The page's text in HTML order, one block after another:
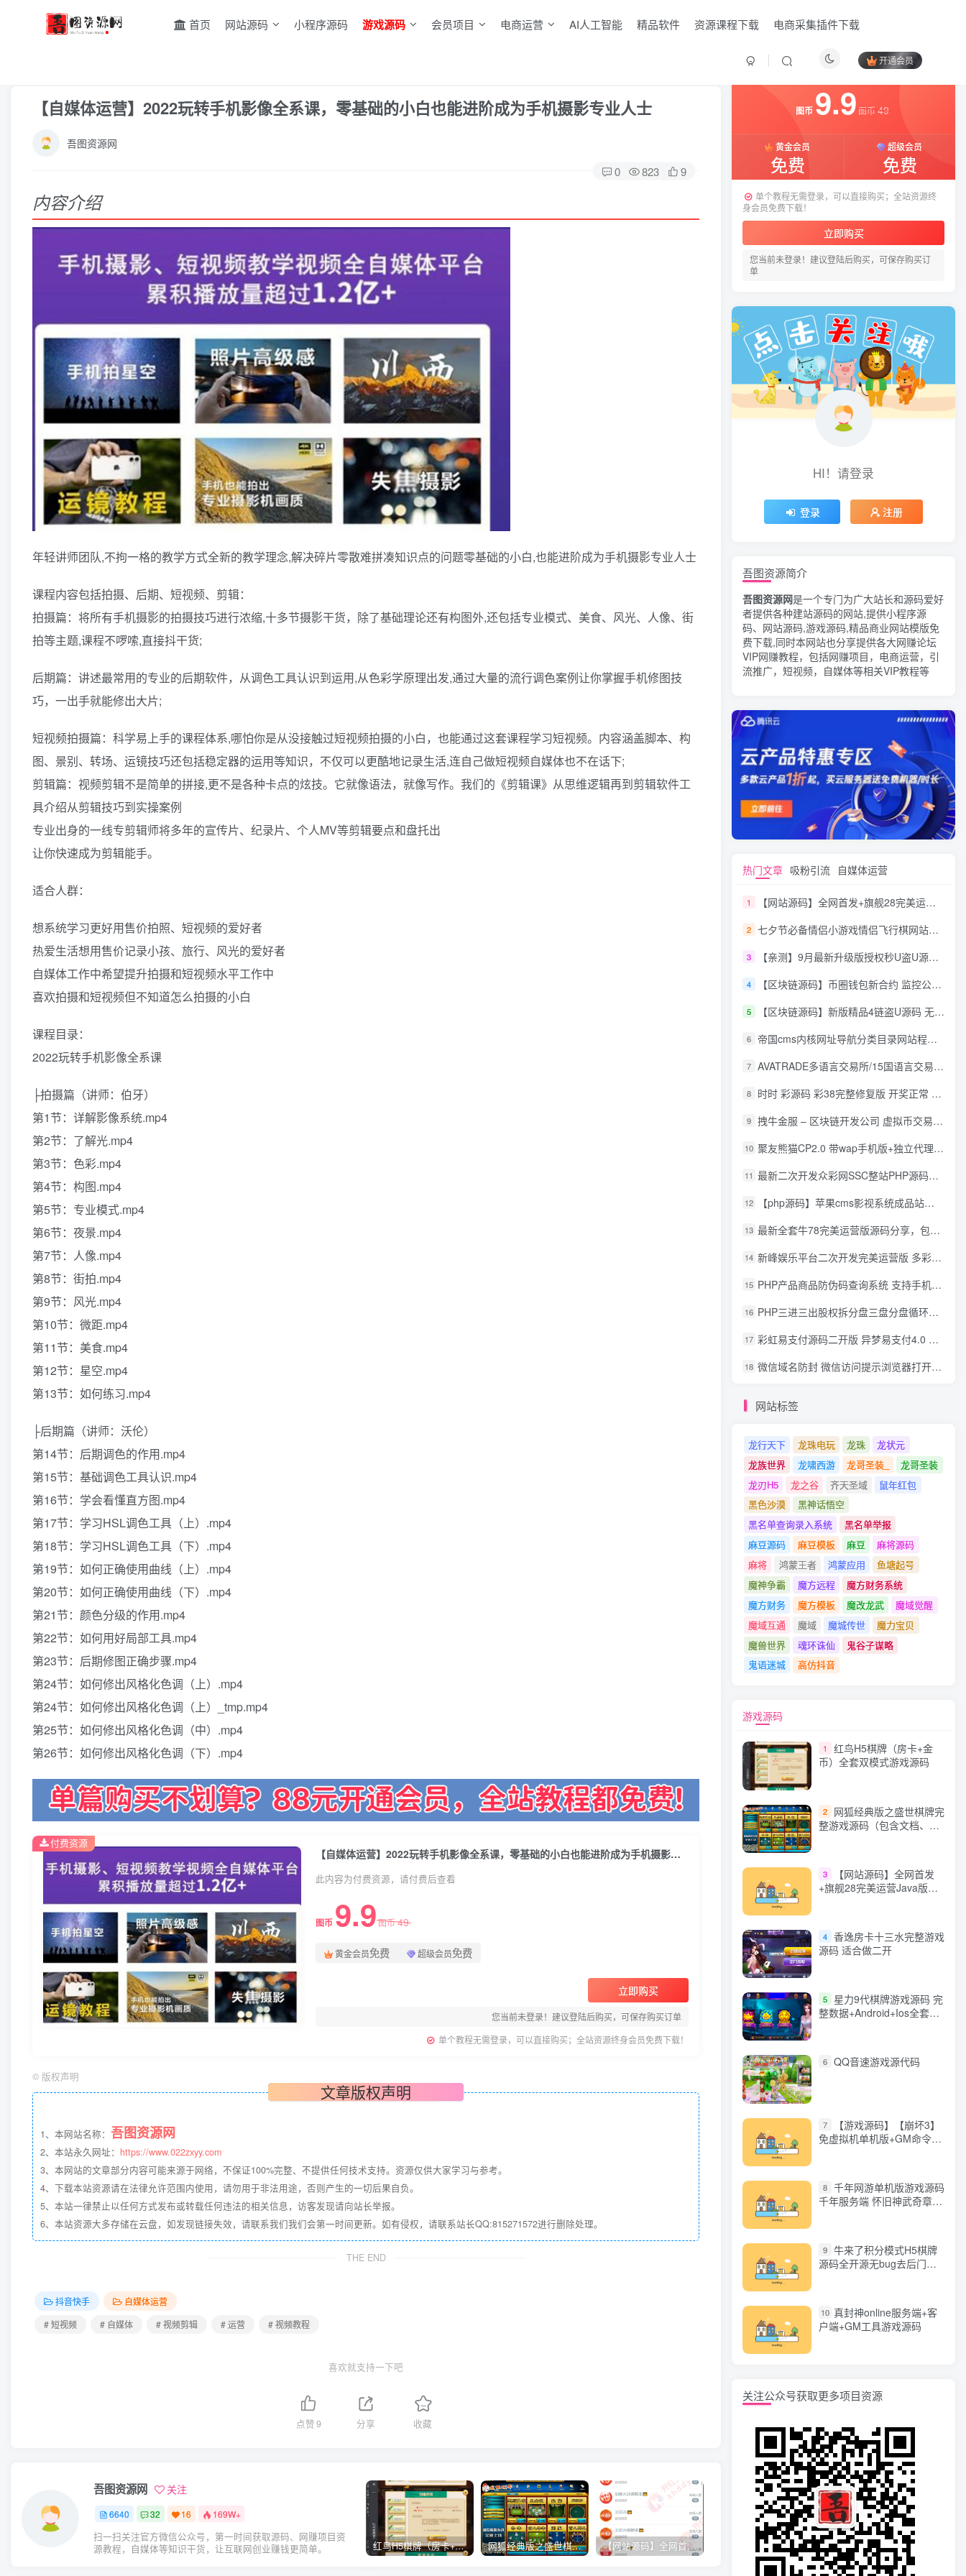
首页 网站源码 小程序源码 游戏源码 会员项目 电商运营 AI人工智能 精品软件 资源课程下载 电商采集插件下载
开通会员
【自媒体运营】2022玩转手机影像全系课，零基础的小白也能进阶成为手机摄影专业人士
吾图资源网
0 823 9
内容介绍
年轻讲师团队,不拘一格的教学方式全新的教学理念,解决碎片零散难拼凑知识点的问题零基础的小白,也能进阶成为手机摄影专业人士
课程内容包括拍摄、后期、短视频、剪辑：
拍摄篇：将所有手机摄影的拍摄技巧进行浓缩,十多节摄影干货，除了基础理论还有构图外,还包括专业模式、美食、风光、人像、街
拍等主题,课程不啰嗦,直接抖干货;
后期篇：讲述最常用的专业的后期软件，从调色工具认识到运用,从色彩学原理出发,通过大量的流行调色案例让你掌握手机修图技
巧，一出手就能修出大片;
短视频拍摄篇：科学易上手的课程体系,哪怕你是从没接触过短视频拍摄的小白，也能通过这套课程学习短视频。内容涵盖脚本、构
图、景别、转场、运镜技巧还包括稳定器的运用等知识，不仅可以更酷地记录生活,连自己做短视频自媒体也不在话下;
剪辑篇：视频剪辑不是简单的拼接,更不是各种卡点的炫技。它就像语法，就像写作。我们的《剪辑课》从思维逻辑再到剪辑软件工
具介绍从剪辑技巧到实操案例
专业出身的一线专剪辑师将多年的宣传片、纪录片、个人MV等剪辑要点和盘托出
让你快速成为剪辑能手。
适合人群：
想系统学习更好用售价拍照、短视频的爱好者
热爱生活想用售价记录小孩、旅行、风光的爱好者
自媒体工作中希望提升拍摄和短视频水平工作中
喜欢拍摄和短视频但不知道怎么拍摄的小白
课程目录：
2022玩转手机影像全系课
├拍摄篇（讲师：伯牙）
第1节：详解影像系统.mp4
第2节：了解光.mp4
第3节：色彩.mp4
第4节：构图.mp4
第5节：专业模式.mp4
第6节：夜景.mp4
第7节：人像.mp4
第8节：街拍.mp4
第9节：风光.mp4
第10节：微距.mp4
第11节：美食.mp4
第12节：星空.mp4
第13节：如何练习.mp4
├后期篇（讲师：沃伦）
第14节：后期调色的作用.mp4
第15节：基础调色工具认识.mp4
第16节：学会看懂直方图.mp4
第17节：学习HSL调色工具（上）.mp4
第18节：学习HSL调色工具（下）.mp4
第19节：如何正确使用曲线（上）.mp4
第20节：如何正确使用曲线（下）.mp4
第21节：颜色分级的作用.mp4
第22节：如何用好局部工具.mp4
第23节：后期修图正确步骤.mp4
第24节：如何修出风格化色调（上）.mp4
第24节：如何修出风格化色调（上）_tmp.mp4
第25节：如何修出风格化色调（中）.mp4
第26节：如何修出风格化色调（下）.mp4
【自媒体运营】2022玩转手机影像全系课，零基础的小白也能进阶成为手机摄影专业人士
此内容为付费资源，请付费后查看
图币 9.9图币49
黄金会员免费 超级会员免费
立即购买
您当前未登录！建议登陆后购买，可保存购买订单
单个教程无需登录，可以直接购买；全站资源终身会员免费下载！
付费资源
© 版权声明
文章版权声明
1、本网站名称： 吾图资源网
2、本站永久网址： https://www.022zxyy.com
3、本网站的文章部分内容可能来源于网络，不保证100%完整、不提供任何技术支持。资源仅供大家学习与参考。
4、下载本站资源请在法律允许范围内使用，请勿用于非法用途，否则产生的一切后果自负。
5、本站一律禁止以任何方式发布或转载任何违法的相关信息，访客发现请向站长举报。
6、本站资源大多存储在云盘，如发现链接失效，请联系我们我们会第一时间更新。如有侵权，请联系站长QQ:815271572进行删除处理。
THE END
抖音快手
自媒体运营
# 短视频
# 自媒体 # 视频剪辑 # 运营 # 视频教程
喜欢就支持一下吧
点赞9 分享 收藏
吾图资源网 关注
6640 32 16 169W+
扫一扫关注官方微信公众号，第一时间获取源码、网赚项目资
源教程，自媒体等知识干货，让互联网创业赚钱更简单。
红鸟H5棋牌（房卡+金币）全套双模式游戏源码 网狐经典版之盛世棋牌完整游戏源码（包含文档、架设教程、网站、源代码等） 【网站源码】全网首发+旗舰28完美运营Java版高仿28圈+彩种丰富+机器人+眯牌 香逸房卡十三水完整游戏源码 适合做二开 星力9代棋牌游戏源码 完整数据+Android+Ios全套APP客户端 解密工具+视频教程(见另个链接)
HI！请登录
登录 注册
付费资源
图币 9.9图币49
黄金会员
免费
超级会员
免费
单个教程无需登录，可以直接购买；全站资源终
身会员免费下载！
立即购买
您当前未登录！建议登陆后购买，可保存购买订
单
HI！请登录
登录 注册
吾图资源简介
吾图资源网是一个专门为广大站长和源码爱好
者提供各种建站源码的网站,提供小程序源
码、网站源码,游戏源码,精品商业网站模版免
费下载,同时本网站也分享提供各大网赚论坛
VIP网赚教程，包括网赚项目，电商运营，引
流推广，短视频，自媒体等相关VIP教程等
热门文章 吸粉引流 自媒体运营
1 【网站源码】全网首发+旗舰28完美运营Java版高仿28圈+彩种丰富+机器人+眯牌
2 七夕节必备情侣小游戏情侣飞行棋网站源码
3 【亲测】9月最新升级版授权秒U盗U源码/四链盗U源码/自带提币接口
4 【区块链源码】币圈钱包新合约 监控公链转账地址 尾数模拟转账数据生成 0 U攻击带安装说明
5 【区块链源码】新版精品4链盗U源码 无限开代理模式 后台 代理数据可看 包含搭建教程
6 帝国cms内核网址导航分类目录网站程序源码
7 AVATRADE多语言交易所/15国语言交易所/合约交易/期权交易/币币交易/申购/矿机/风控/前端wap/pc纯源码/带搭建教程
8 时时 彩源码 彩38完整修复版 开奖正常 带手机wap
9 拽牛金服 – 区块链开发公司 虚拟币交易系统 虚拟币交易平台开发 虚拟币ico众
10 聚友熊猫CP2.0 带wap手机版+独立代理后台+整站打包全开源
11 最新二次开发众彩网SSC整站PHP源码+WAP手机版+KJ采集器+集成云端在线充值
12 【php源码】苹果cms影视系统成品站打包+电影先生6.1.1模板优化版+15W+数据
13 最新全套牛78完美运营版源码分享，包含了资源组件+脚本程序
14 新峰娱乐平台二次开发完美运营版 多彩种多玩法 代理分红+积分兑换
15 PHP产品商品防伪码查询系统 支持手机防假验证网站建设 防伪码自动生成 批量导入
16 PHP三进三出股权拆分盘三盘分盘循环拆分系统源码
17 彩虹易支付源码二开版 异梦易支付4.0 可对接官方/易支付/码支付 去除后门 美化用户中心
18 微信域名防封 微信访问提示浏览器打开 非微信访问直接打开预防域名被封域名被封包换服务
网站标签
龙行天下 龙珠电玩 龙珠
龙状元
龙族世界
龙啸西游 龙哥圣装_
龙哥圣装
龙刃H5
龙之谷 齐天圣域
鼠年红包
黑色沙漠
黑神话悟空
黑名单查询录入系统
黑名单举报
麻豆源码
麻豆模板 麻豆
麻将源码
麻将
鸿蒙王者 鸿蒙应用
鱼塘起号
魔神争霸
魔方远程
魔方财务系统
魔方财务
魔方模板 魔改龙武
魔域觉醒
魔域互通
魔域 魔城传世
魔力宝贝
魔兽世界
魂环诛仙
鬼谷子谋略
鬼语迷城
高仿抖音
游戏源码
1
红鸟H5棋牌（房卡+金
币）全套双模式游戏源码
2
网狐经典版之盛世棋牌完
整游戏源码（包含文档、架
3
【网站源码】全网首发
+旗舰28完美运营Java版高
4 香逸房卡十三水完整游戏
源码 适合做二开
5
星力9代棋牌游戏源码 完
整数据+Android+Ios全套
6 QQ音速游戏源代码
7
【游戏源码】【崩坏3】
免虚拟机单机版+GM命令
8 千年网游单机版游戏源码
千年服务端 怀旧神武奇章一
9 牛来了积分模式H5棋牌
源码全开源无bug去后门无
10 真封神online服务端+客
户端+GM工具游戏源码
关注公众号获取更多项目资源